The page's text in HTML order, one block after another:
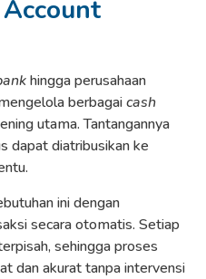
hingga perusahaan
berbagaicash
utama. Tantangannya
dapat diatribusikan ke
ini dengan
secara otomatis. Setiap
sehingga proses
dan akurat tanpa intervensi